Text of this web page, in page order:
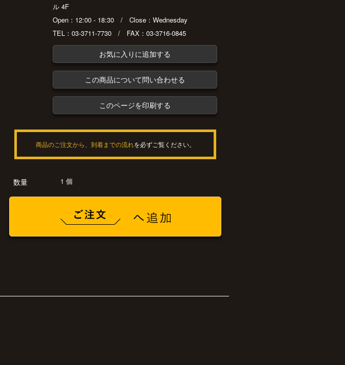
ル 4F
Open：12:00 - 18:30 / Close：Wednesday
TEL：03-3711-7730 / FAX：03-3716-0845
お気に入りに追加する
この商品について問い合わせる
このページを印刷する
商品のご注文から、到着までの流れを必ずご覧ください。
数量 1 個